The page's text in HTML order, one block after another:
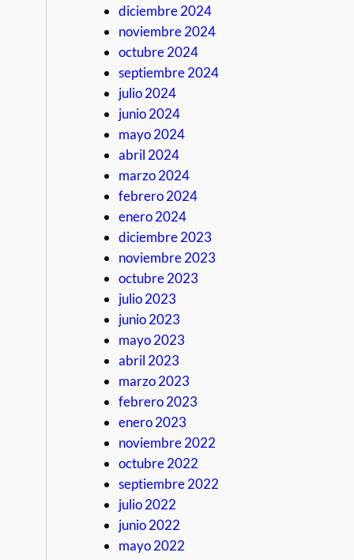
diciembre 2024
noviembre 2024
octubre 2024
septiembre 2024
julio 2024
junio 2024
mayo 2024
abril 2024
marzo 2024
febrero 2024
enero 2024
diciembre 2023
noviembre 2023
octubre 2023
julio 2023
junio 2023
mayo 2023
abril 2023
marzo 2023
febrero 2023
enero 2023
noviembre 2022
octubre 2022
septiembre 2022
julio 2022
junio 2022
mayo 2022